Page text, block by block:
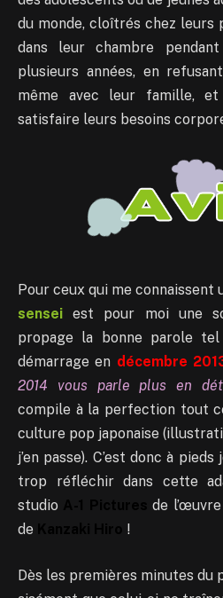
du monde, cloîtrés chez leurs
dans leur chambre
plusieurs années, en
même avec leur famille,
satisfaire leurs besoins
Pour ceux qui me connaissent
sensei est pour moi une
propage la bonne parole
démarrage en décembre
2014 vous parle plus en
compile à la perfection tout
culture pop japonaise
j’en passe). C’est donc à
trop réfléchir dans cette
studio
de
de
!
Dès les premières minutes du